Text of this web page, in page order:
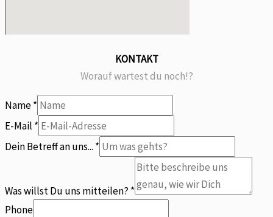
KONTAKT
Worauf wartest du noch!?
Name*
E-Mail *
an
Dein Betreff an uns... *
Was willst Du uns mitteilen? *
Phone